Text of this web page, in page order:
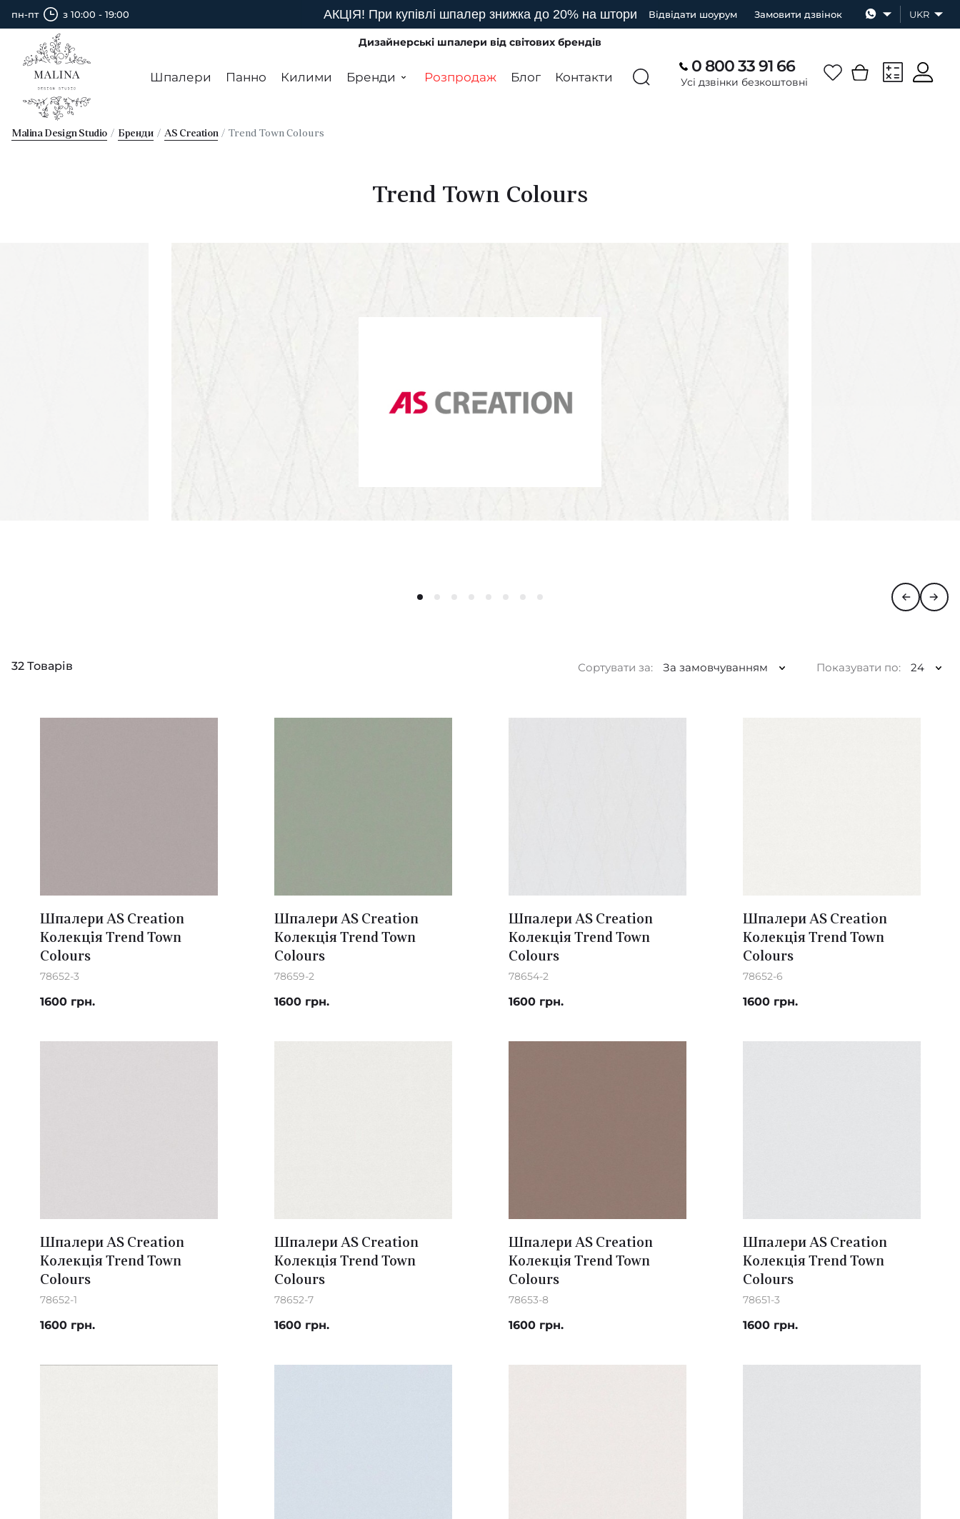
пн-пт з 10:00 - 19:00 АКЦІЯ! При купівлі шпалер знижка до 20% на штори Відвідати шоурум Замовити дзвінок UKR
Дизайнерські шпалери від світових брендів
Шпалери Панно Килими Бренди Розпродаж Блог Контакти
0 800 33 91 66
Усі дзвінки безкоштовні
Malina Design Studio Бренди AS Creation Trend Town Colours
Trend Town Colours
32 Товарів Сортувати за: За замовчуванням Показувати по: 24
Шпалери AS Creation
Колекція Trend Town
Colours
78652-3
1600 грн.
Шпалери AS Creation
Колекція Trend Town
Colours
78659-2
1600 грн.
Шпалери AS Creation
Колекція Trend Town
Colours
78654-2
1600 грн.
Шпалери AS Creation
Колекція Trend Town
Colours
78652-6
1600 грн.
Шпалери AS Creation
Колекція Trend Town
Colours
78652-1
1600 грн.
Шпалери AS Creation
Колекція Trend Town
Colours
78652-7
1600 грн.
Шпалери AS Creation
Колекція Trend Town
Colours
78653-8
1600 грн.
Шпалери AS Creation
Колекція Trend Town
Colours
78651-3
1600 грн.